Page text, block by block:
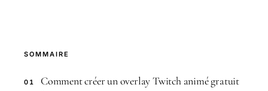
SOMMAIRE
01
Comment créer un overlay Twitch animé gratuit